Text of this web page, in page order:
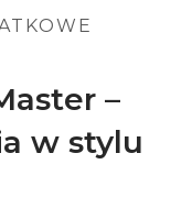
–
w stylu